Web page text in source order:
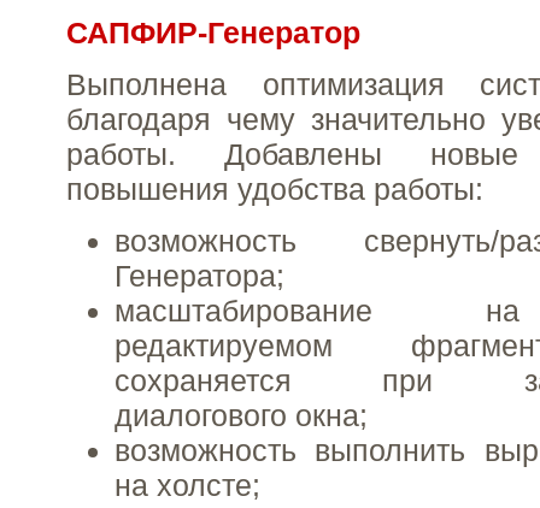
САПФИР-Генератор
Выполнена оптимизация
благодаря чему значительно
работы. Добавлены
повышения удобства работы:
возможность свернуть/
Генератора;
масштабирование
редактируемом
сохраняется при
диалогового окна;
возможность выполнить
на холсте;